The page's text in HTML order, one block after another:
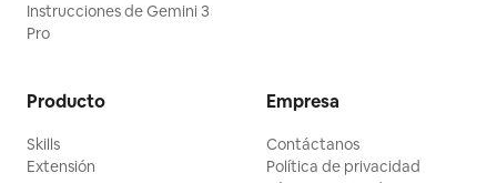
Instrucciones de Gemini 3
Pro
Producto
Skills
Extensión
Empresa
Contáctanos
Política de privacidad